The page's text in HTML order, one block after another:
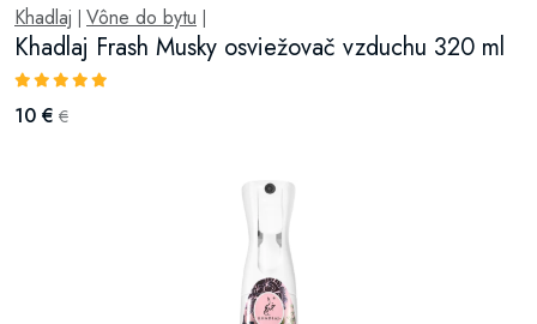
Khadlaj Vône do bytu
Khadlaj Frash Musky osviežovač vzduchu 320 ml
10 € €